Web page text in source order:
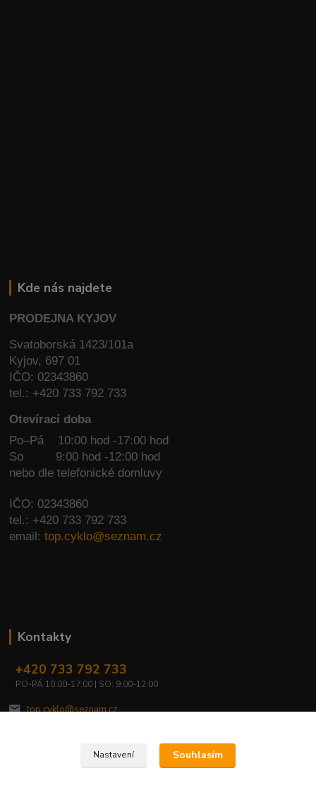
Kde nás najdete
PRODEJNA KYJOV
Svatoborská 1423/101a
Kyjov, 697 01
IČO: 02343860
tel.: +420 733 792 733
Otevírací doba
Po–Pá 10:00 hod -17:00 hod
So
9:00 hod -12:00 hod
nebo dle telefonické domluvy
IČO: 02343860
tel.: +420 733 792 733
email:top.cyklo@seznam.cz
Kontakty
+420 733 792 733
PO-PÁ 10:00-17:00 | SO: 9:00-12:00
top.cyklo@seznam.cz
Nastavení Souhlasím